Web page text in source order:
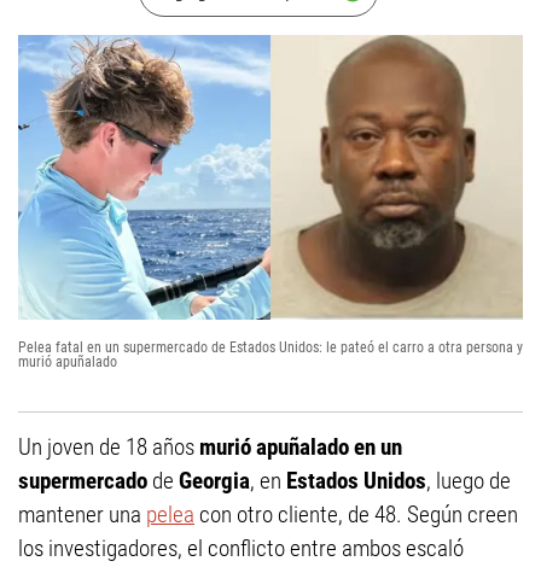
Pelea fatal en un supermercado de Estados Unidos: le pateó el carro a otra persona y
murió apuñalado
Un joven de 18 años murió apuñalado en un
supermercado de Georgia, en Estados Unidos, luego de
mantener una pelea con otro cliente, de 48. Según creen
los investigadores, el conflicto entre ambos escaló